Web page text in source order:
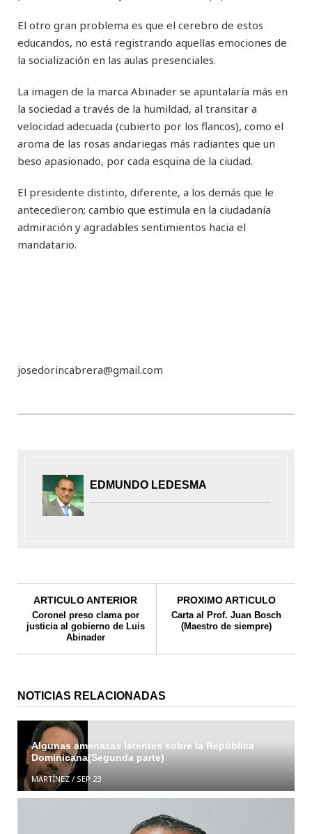
El otro gran problema es que el cerebro de estos
educandos, no está registrando aquellas emociones de
la socialización en las aulas presenciales.
La imagen de la marca Abinader se apuntalaría más en
la sociedad a través de la humildad, al transitar a
velocidad adecuada (cubierto por los flancos), como el
aroma de las rosas andariegas más radiantes que un
beso apasionado, por cada esquina de la ciudad.
El presidente distinto, diferente, a los demás que le
antecedieron; cambio que estimula en la ciudadanía
admiración y agradables sentimientos hacia el
mandatario.
josedorincabrera@gmail.com
EDMUNDO LEDESMA
ARTICULO ANTERIOR
Coronel preso clama por
justicia al gobierno de Luis
Abinader
PROXIMO ARTICULO
Carta al Prof. Juan Bosch
(Maestro de siempre)
NOTICIAS RELACIONADAS
Algunas amenazas latentes sobre la República
Dominicana(Segunda parte)
MARTÍNEZ/ SEP 23